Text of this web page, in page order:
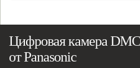
Цифровая камера
от Panasonic